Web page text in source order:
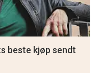
beste kjøp sendt